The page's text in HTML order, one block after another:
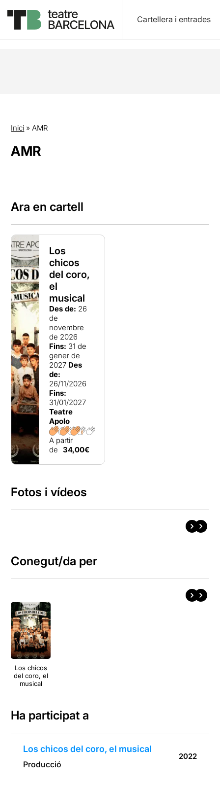
Cartellera i entrades
Inici »AMR
AMR
Ara en cartell
Los
chicos
del coro,
el
musical
Des de: 26
de
novembre
de 2026
Fins: 31 de
gener de
2027 Des
de:
26/11/2026
Fins:
31/01/2027
Teatre
Apolo
A partir
de 34,00€
Fotos i vídeos
Conegut/da per
Los chicos
del coro, el
musical
Ha participat a
Los chicos del coro, el musical
Producció
2022